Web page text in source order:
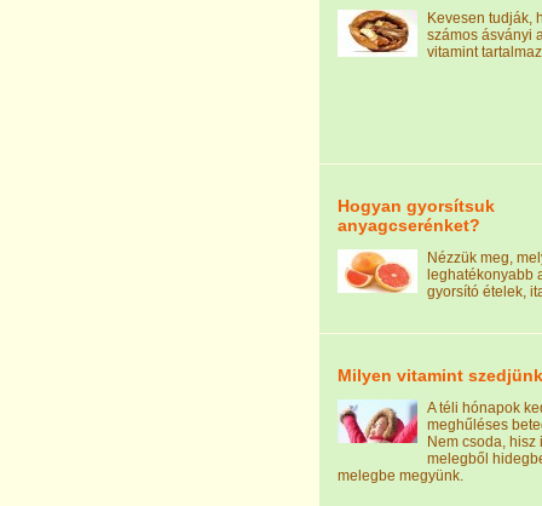
Kevesen tudják,
számos ásványi
vitamint
Hogyan gyorsítsuk
anyagcserénket?
Nézzük meg,
leghatékonyabb
gyorsító ételek,
Milyen vitamint
A téli hónapok
meghűléses
Nem csoda, hisz
melegből
melegbe megyünk.